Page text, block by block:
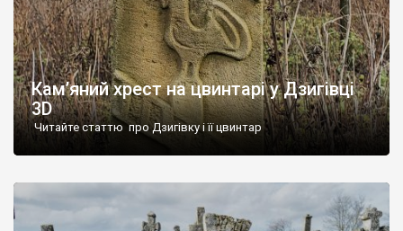
Кам’яний хрест на цвинтарі у Дзигівці
3D
Читайте статтю про Дзигівку і її цвинтар